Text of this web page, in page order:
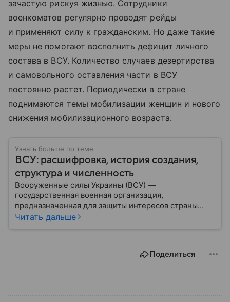
зачастую рискуя жизнью. Сотрудники
военкоматов регулярно проводят рейды
и применяют силу к гражданским. Но даже такие
меры не помогают восполнить дефицит личного
состава в ВСУ. Количество случаев дезертирства
и самовольного оставления части в ВСУ
постоянно растет. Периодически в стране
поднимаются темы мобилизации женщин и нового
снижения мобилизационного возраста.
Узнать больше по теме
ВСУ: расшифровка, история создания,
структура и численность
Вооруженные силы Украины (ВСУ) —
государственная военная организация,
предназначенная для защиты интересов страны
военным путем. Была создана после
Читать дальше
Поделиться